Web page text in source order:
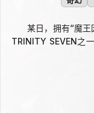
某日，拥有“魔王
TRINITY SEVEN之
那瞬间被耀眼的光
莉姆”，将新和莉莉
的究极产物——经由
色魔王”为了成为真